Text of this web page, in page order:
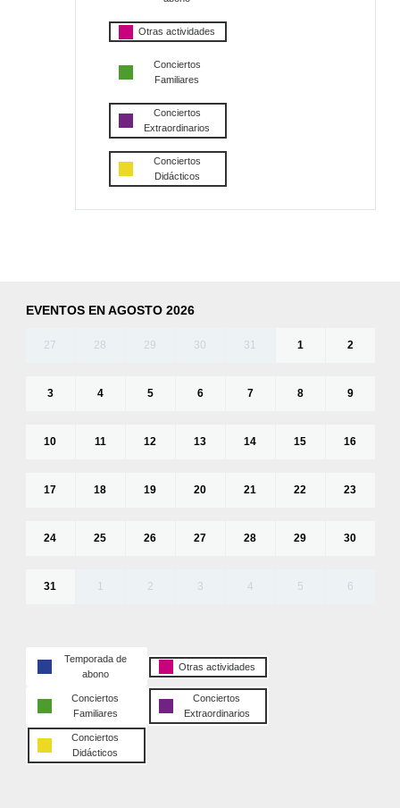
Otras actividades
Conciertos
Familiares
Conciertos
Extraordinarios
Conciertos
Didácticos
EVENTOS EN AGOSTO 2026
27 28 29 30 31 1 2
3 4 5 6 7 8 9
10 11 12 13 14 15 16
17 18 19 20 21 22 23
24 25 26 27 28 29 30
31 1 2 3 4 5 6
Temporada de
abono
Otras actividades
Conciertos
Familiares
Conciertos
Extraordinarios
Conciertos
Didácticos